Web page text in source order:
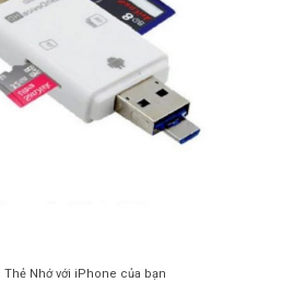
Nhớ với iPhone của bạn